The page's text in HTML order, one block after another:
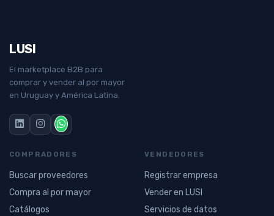
LUSI
El marketplace B2B para
comprar y vender al por mayor
en Uruguay y América Latina.
COMPRADORES
Buscar proveedores
Compra al por mayor
Catálogos
VENDEDORES
Registrar empresa
Vender en LUSI
Servicios de datos